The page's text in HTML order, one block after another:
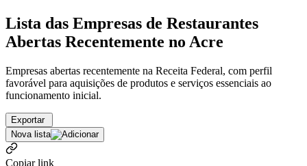
Lista das Empresas de Restaurantes
Abertas Recentemente no Acre
Empresas abertas recentemente na Receita Federal, com perfil
favorável para aquisições de produtos e serviços essenciais ao
funcionamento inicial.
Exportar
Nova lista
Copiar link